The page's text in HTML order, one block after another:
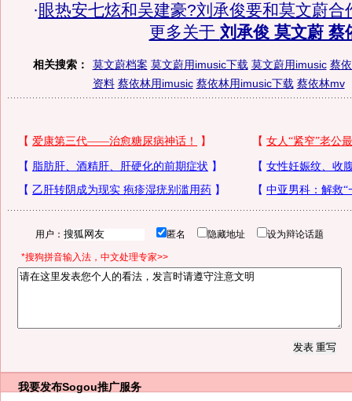
·眼热安七炫和吴建豪?刘承俊要和莫文蔚合
更多关于 刘承俊 莫文蔚 蔡
相关搜索： 莫文蔚档案 莫文蔚用imusic下载 莫文蔚用imusic 蔡
资料 蔡依林用imusic 蔡依林用imusic下载 蔡依林mv
用户： 匿名 隐藏地址 设为辩论话题
*搜狗拼音输入法，中文处理专家>>
我要发布Sogou推广服务